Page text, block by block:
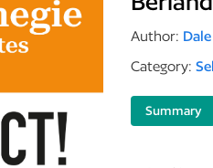
Author:
Category:
Summary